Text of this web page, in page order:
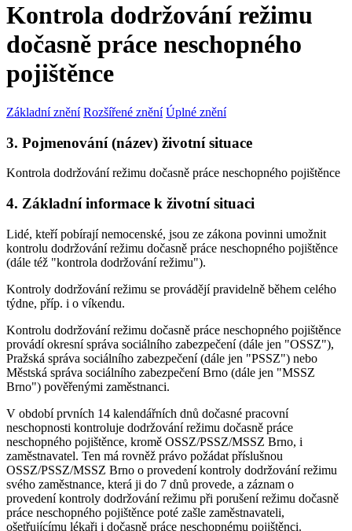
Kontrola dodržování režimu
dočasně práce neschopného
pojištěnce
Základní znění Rozšířené znění Úplné znění
3. Pojmenování (název) životní situace
Kontrola dodržování režimu dočasně práce neschopného pojištěnce
4. Základní informace k životní situaci
Lidé, kteří pobírají nemocenské, jsou ze zákona povinni umožnit
kontrolu dodržování režimu dočasně práce neschopného pojištěnce
(dále též "kontrola dodržování režimu").
Kontroly dodržování režimu se provádějí pravidelně během celého
týdne, příp. i o víkendu.
Kontrolu dodržování režimu dočasně práce neschopného pojištěnce
provádí okresní správa sociálního zabezpečení (dále jen "OSSZ"),
Pražská správa sociálního zabezpečení (dále jen "PSSZ") nebo
Městská správa sociálního zabezpečení Brno (dále jen "MSSZ
Brno") pověřenými zaměstnanci.
V období prvních 14 kalendářních dnů dočasné pracovní
neschopnosti kontroluje dodržování režimu dočasně práce
neschopného pojištěnce, kromě OSSZ/PSSZ/MSSZ Brno, i
zaměstnavatel. Ten má rovněž právo požádat příslušnou
OSSZ/PSSZ/MSSZ Brno o provedení kontroly dodržování režimu
svého zaměstnance, která ji do 7 dnů provede, a záznam o
provedení kontroly dodržování režimu při porušení režimu dočasně
práce neschopného pojištěnce poté zašle zaměstnavateli,
ošetřujícímu lékaři i dočasně práce neschopnému pojištěnci.